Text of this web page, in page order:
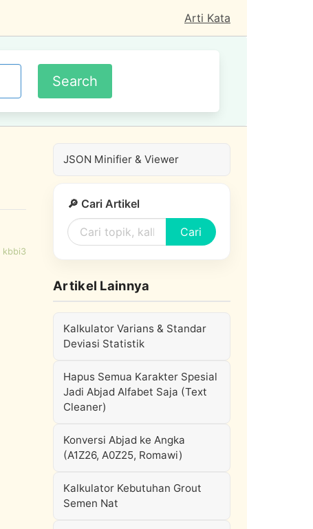
Arti Kata
kbbi3
JSON Minifier & Viewer
🔎 Cari Artikel
Cari
Artikel Lainnya
Kalkulator Varians & Standar
Deviasi Statistik
Hapus Semua Karakter Spesial
Jadi Abjad Alfabet Saja (Text
Cleaner)
Konversi Abjad ke Angka
(A1Z26, A0Z25, Romawi)
Kalkulator Kebutuhan Grout
Semen Nat